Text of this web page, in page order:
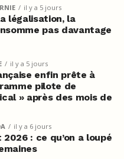
il y a 5 jours
légalisation, la
pas davantage
il y a 5 jours
enfin prête à
pilote de
» après des mois de
il y a 6 jours
: ce qu’on a loupé